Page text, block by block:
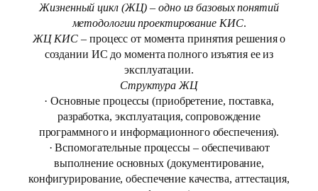
Жизненный цикл (ЖЦ) – одно из базовых понятий
методологии проектирование КИС.
ЖЦ КИС – процесс от момента принятия решения о
создании ИС до момента полного изъятия ее из
эксплуатации.
Структура ЖЦ
· Основные процессы (приобретение, поставка,
разработка, эксплуатация, сопровождение
программного и информационного обеспечения).
· Вспомогательные процессы – обеспечивают
выполнение основных (документирование,
конфигурирование, обеспечение качества, аттестация,